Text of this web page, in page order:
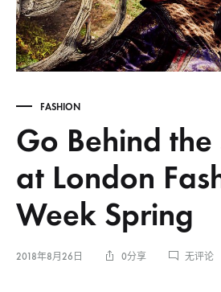
FASHION
Go Behind the
at London
Week Spring
2018年8月26日 0分享
GO
无评论